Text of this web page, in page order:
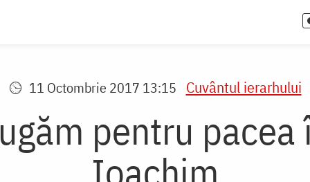
11 Octombrie 2017 13:15 Cuvântul ierarhului
pentru
Ioachim